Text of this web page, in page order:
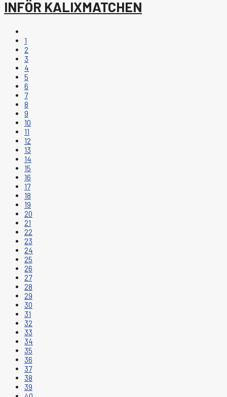
INFÖR KALIXMATCHEN
1
2
3
4
5
6
7
8
9
10
11
12
13
14
15
16
17
18
19
20
21
22
23
24
25
26
27
28
29
30
31
32
33
34
35
36
37
38
39